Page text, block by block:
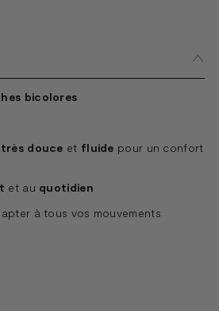
bicolores
très douce et fluide pour un confort
et au quotidien
à tous vos mouvements